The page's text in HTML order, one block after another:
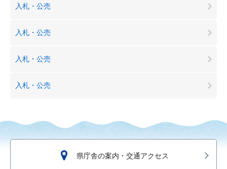
入札・公売
入札・公売
入札・公売
入札・公売
県庁舎の案内・交通アクセス